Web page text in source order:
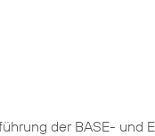
der BASE- und